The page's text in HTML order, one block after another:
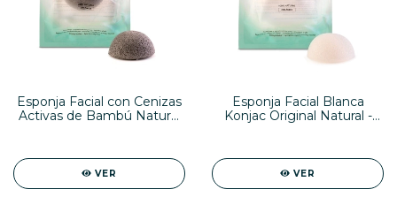
Esponja Facial con Cenizas
Activas de Bambú Natural
VER
Esponja Facial Blanca
Konjac Original Natural -
VER